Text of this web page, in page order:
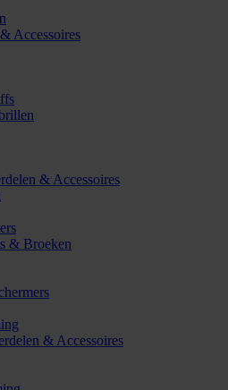
Accessoires
& Accessoires
& Broeken
& Accessoires